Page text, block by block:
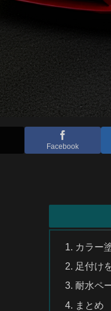
Facebook
カラー
足付け
耐水ペ
まとめ